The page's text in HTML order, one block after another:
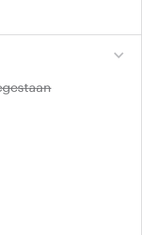
expand_more